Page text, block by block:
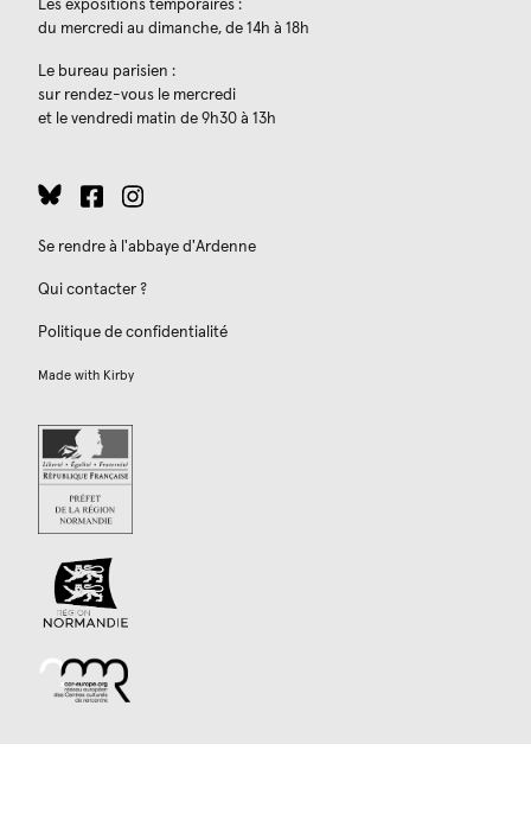
Les expositions temporaires :
du mercredi au dimanche, de 14h à 18h
Le bureau parisien :
sur rendez-vous le mercredi
et le vendredi matin de 9h30 à 13h
Se rendre à l'abbaye d'Ardenne
Qui contacter ?
Politique de confidentialité
Made with Kirby